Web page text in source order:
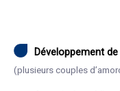
Développement
(plusieurs couples